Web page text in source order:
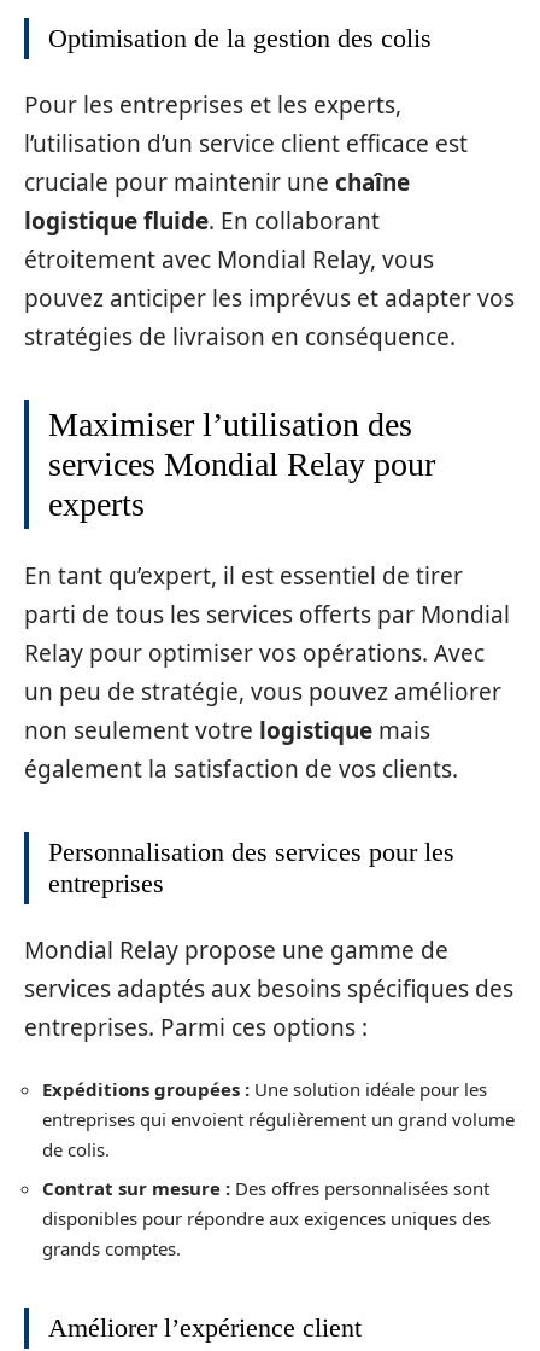
Optimisation de la gestion des colis
Pour les entreprises et les experts,
l’utilisation d’un service client efficace est
cruciale pour maintenir une chaîne
logistique fluide. En collaborant
étroitement avec Mondial Relay, vous
pouvez anticiper les imprévus et adapter vos
stratégies de livraison en conséquence.
Maximiser l’utilisation des
services Mondial Relay pour
experts
En tant qu’expert, il est essentiel de tirer
parti de tous les services offerts par Mondial
Relay pour optimiser vos opérations. Avec
un peu de stratégie, vous pouvez améliorer
non seulement votre logistique mais
également la satisfaction de vos clients.
Personnalisation des services pour les
entreprises
Mondial Relay propose une gamme de
services adaptés aux besoins spécifiques des
entreprises. Parmi ces options :
Expéditions groupées : Une solution idéale pour les
entreprises qui envoient régulièrement un grand volume
de colis.
Contrat sur mesure : Des offres personnalisées sont
disponibles pour répondre aux exigences uniques des
grands comptes.
Améliorer l’expérience client